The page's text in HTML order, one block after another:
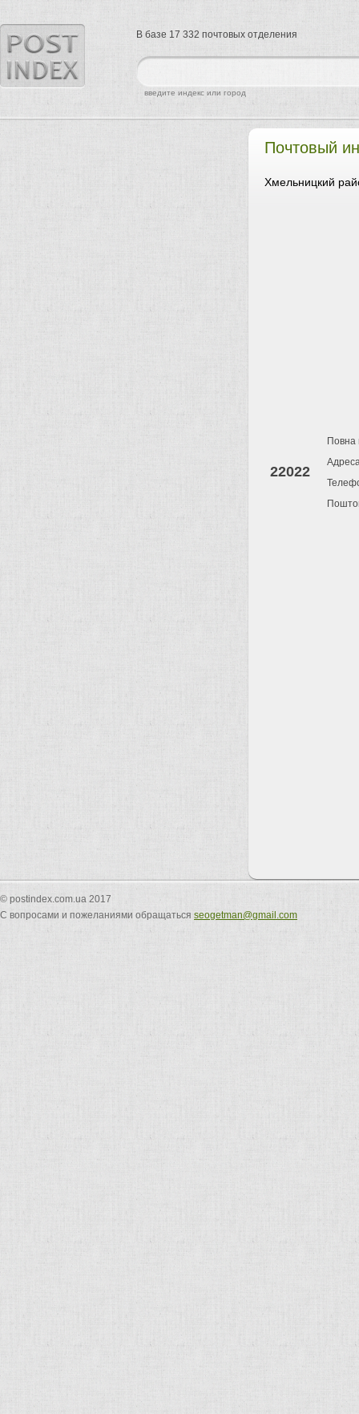
Почтовый
Хмельницкий
22022
Повна
найти
введите индекс или город
В базе 17 332 почтовых отделения
© postindex.com.ua 2017
С вопросами и пожеланиями обращаться seogetman@gmail.com